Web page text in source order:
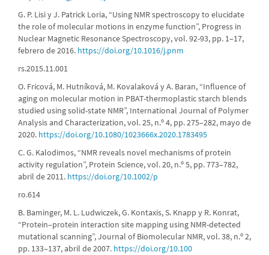
G. P. Lisi y J. Patrick Loria, “Using NMR spectroscopy to elucidate
the role of molecular motions in enzyme function”, Progress in
Nuclear Magnetic Resonance Spectroscopy, vol. 92-93, pp. 1–17,
febrero de 2016. https://doi.org/10.1016/j.pnm
rs.2015.11.001
O. Fricová, M. Hutníková, M. Kovalaková y A. Baran, “Influence of
aging on molecular motion in PBAT-thermoplastic starch blends
studied using solid-state NMR”, International Journal of Polymer
Analysis and Characterization, vol. 25, n.º 4, pp. 275–282, mayo de
2020. https://doi.org/10.1080/1023666x.2020.1783495
C. G. Kalodimos, “NMR reveals novel mechanisms of protein
activity regulation”, Protein Science, vol. 20, n.º 5, pp. 773–782,
abril de 2011. https://doi.org/10.1002/p
ro.614
B. Baminger, M. L. Ludwiczek, G. Kontaxis, S. Knapp y R. Konrat,
“Protein–protein interaction site mapping using NMR-detected
mutational scanning”, Journal of Biomolecular NMR, vol. 38, n.º 2,
pp. 133–137, abril de 2007. https://doi.org/10.100